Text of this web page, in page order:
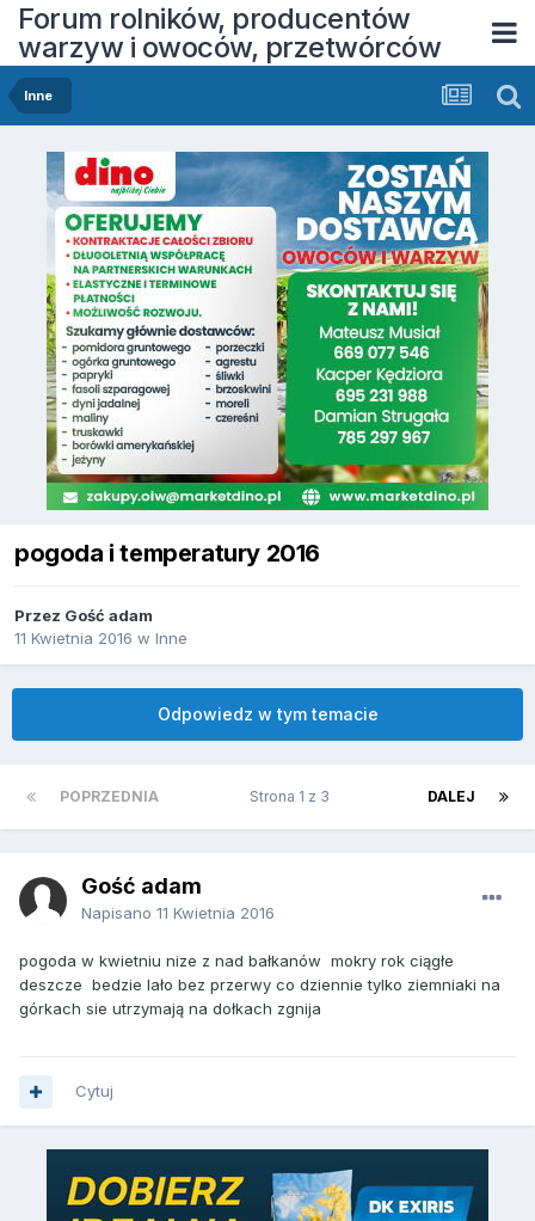
Forum rolników, producentów
warzyw i owoców, przetwórców
Inne
pogoda i temperatury 2016
Przez Gość adam
11 Kwietnia 2016 w Inne
Odpowiedz w tym temacie
POPRZEDNIA DALEJ
Strona 1 z 3
Gość adam
Napisano 11 Kwietnia 2016
pogoda w kwietniu nize z nad bałkanów mokry rok ciągłe
deszcze bedzie lało bez przerwy co dziennie tylko ziemniaki na
górkach sie utrzymają na dołkach zgnija
Cytuj